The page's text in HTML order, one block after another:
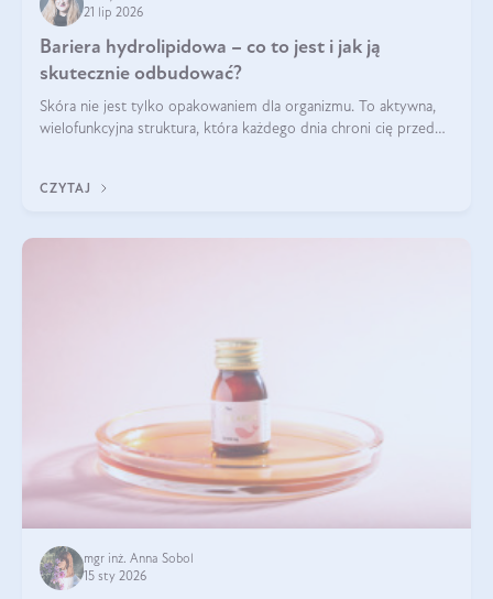
21 lip 2026
Bariera hydrolipidowa – co to jest i jak ją
skutecznie odbudować?
Skóra nie jest tylko opakowaniem dla organizmu. To aktywna,
wielofunkcyjna struktura, która każdego dnia chroni cię przed
bariera hydrolipidowa.
CZYTAJ
mgr inż. Anna Sobol
15 sty 2026